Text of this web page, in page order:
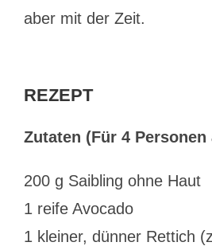
aber mit der Zeit.
REZEPT
Zutaten (Für 4
200 g Saibling ohne Haut
1 reife Avocado
1 kleiner, dünner Rettich